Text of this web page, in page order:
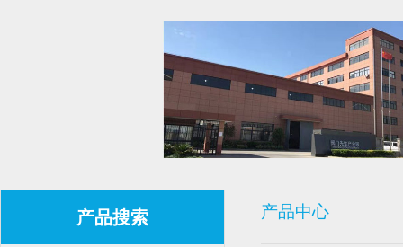
产品搜索 产品中心